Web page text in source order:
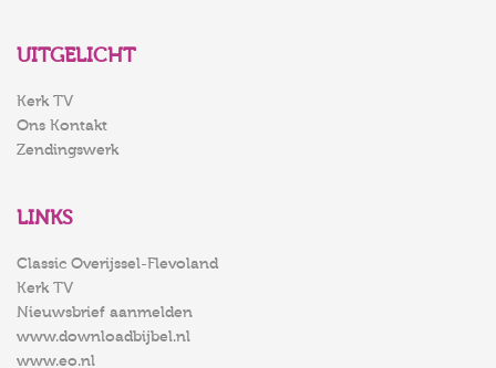
UITGELICHT
Kerk TV
Ons Kontakt
Zendingswerk
LINKS
Classic Overijssel-Flevoland
Kerk TV
Nieuwsbrief aanmelden
www.downloadbijbel.nl
www.eo.nl